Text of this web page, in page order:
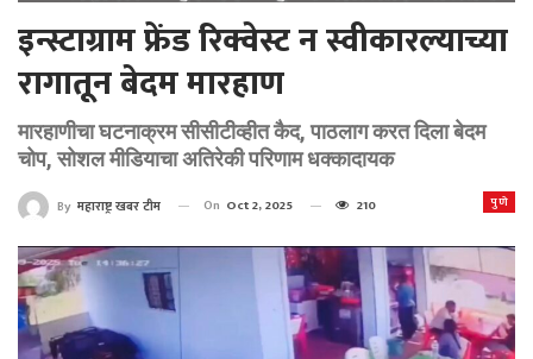
इन्स्टाग्राम फ्रेंड रिक्वेस्ट न स्वीकारल्याच्या
रागातून बेदम मारहाण
मारहाणीचा घटनाक्रम सीसीटीव्हीत कैद, पाठलाग करत दिला बेदम
चोप, सोशल मीडियाचा अतिरेकी परिणाम धक्कादायक
पुणे
By महाराष्ट्र खबर टीम On Oct 2, 2025 210